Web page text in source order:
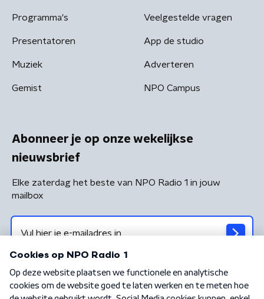
Programma's
Presentatoren
Muziek
Gemist
Veelgestelde vragen
App de studio
Adverteren
NPO Campus
Abonneer je op onze wekelijkse
nieuwsbrief
Elke zaterdag het beste van NPO Radio 1 in jouw
mailbox